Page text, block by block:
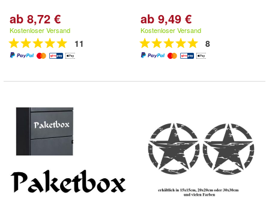
ab 8,72 €
Kostenloser Versand
11
ab 9,49 €
Kostenloser Versand
8